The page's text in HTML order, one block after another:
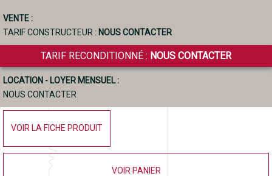
VENTE :
TARIF CONSTRUCTEUR : NOUS CONTACTER
TARIF RECONDITIONNÉ : NOUS CONTACTER
LOCATION - LOYER MENSUEL :
NOUS CONTACTER
VOIR LA FICHE PRODUIT
VOIR PANIER